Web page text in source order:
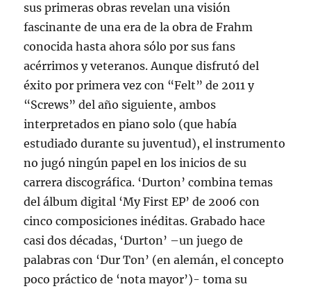
sus primeras obras revelan una visión
fascinante de una era de la obra de Frahm
conocida hasta ahora sólo por sus fans
acérrimos y veteranos. Aunque disfrutó del
éxito por primera vez con “Felt” de 2011 y
“Screws” del año siguiente, ambos
interpretados en piano solo (que había
estudiado durante su juventud), el instrumento
no jugó ningún papel en los inicios de su
carrera discográfica. ‘Durton’ combina temas
del álbum digital ‘My First EP’ de 2006 con
cinco composiciones inéditas. Grabado hace
casi dos décadas, ‘Durton’ –un juego de
palabras con ‘Dur Ton’ (en alemán, el concepto
poco práctico de ‘nota mayor’)- toma su